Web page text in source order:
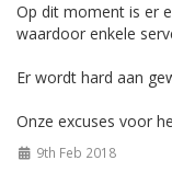
Op dit moment is er
waardoor enkele
Er wordt hard aan
Onze excuses voor
9th Feb 2018